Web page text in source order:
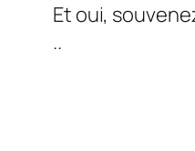
Et oui,
..